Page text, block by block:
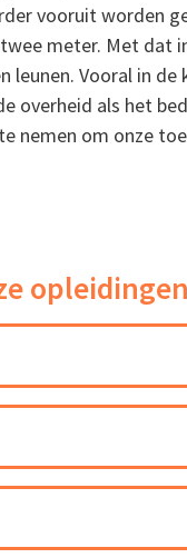
vooruit worden
meter. Met dat
Vooral in de
overheid als het
nemen om onze